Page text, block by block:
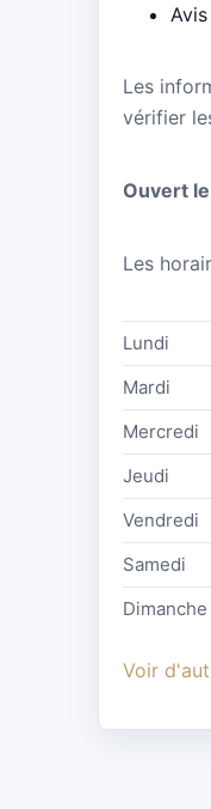
Les
vérifier
Ouvert
Les
Lundi
Mardi
Mercredi
Jeudi
Vendredi
Samedi
Dimanche
Voir